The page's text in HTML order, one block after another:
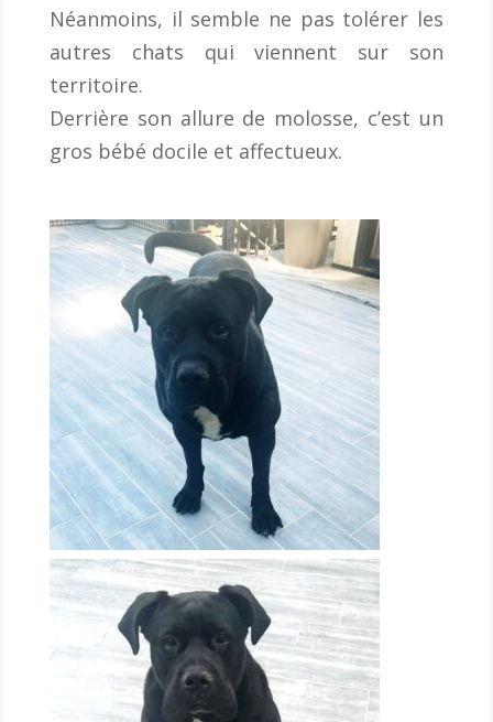
Néanmoins, il semble ne pas tolérer les
autres chats qui viennent sur son
territoire.
Derrière son allure de molosse, c’est un
gros bébé docile et affectueux.